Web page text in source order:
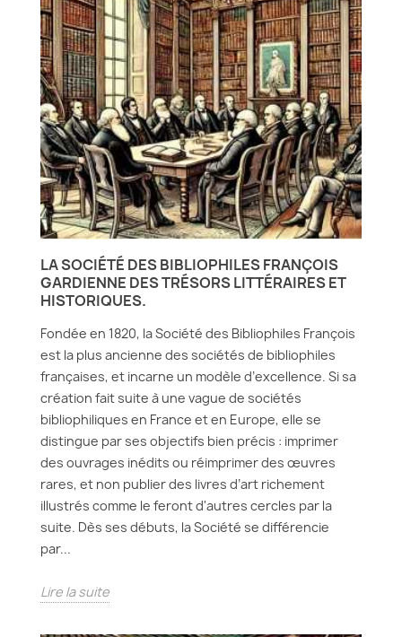
LA SOCIÉTÉ DES BIBLIOPHILES FRANÇOIS
GARDIENNE DES TRÉSORS LITTÉRAIRES ET
HISTORIQUES.
Fondée en 1820, la Société des Bibliophiles François
est la plus ancienne des sociétés de bibliophiles
françaises, et incarne un modèle d’excellence. Si sa
création fait suite à une vague de sociétés
bibliophiliques en France et en Europe, elle se
distingue par ses objectifs bien précis : imprimer
des ouvrages inédits ou réimprimer des œuvres
rares, et non publier des livres d’art richement
illustrés comme le feront d'autres cercles par la
suite. Dès ses débuts, la Société se différencie
par...
Lire la suite